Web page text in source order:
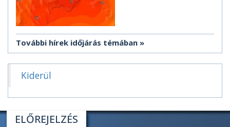
További hírek időjárás témában
Kiderül
ELŐREJELZÉS